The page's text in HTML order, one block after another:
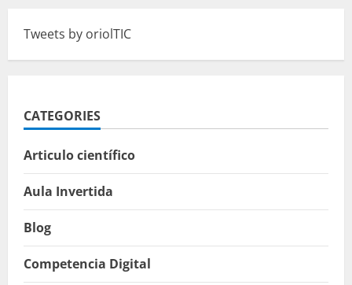
Tweets by oriolTIC
CATEGORIES
Articulo científico
Aula Invertida
Blog
Competencia Digital